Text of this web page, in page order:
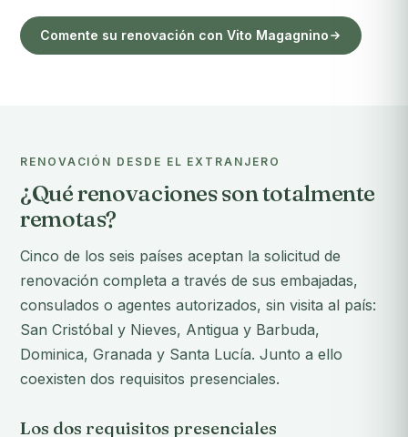
Comente su renovación con Vito Magagnino
RENOVACIÓN DESDE EL EXTRANJERO
¿Qué renovaciones son totalmente
remotas?
Cinco de los seis países aceptan la solicitud de
renovación completa a través de sus embajadas,
consulados o agentes autorizados, sin visita al país:
San Cristóbal y Nieves, Antigua y Barbuda,
Dominica, Granada y Santa Lucía. Junto a ello
coexisten dos requisitos presenciales.
Los dos requisitos presenciales